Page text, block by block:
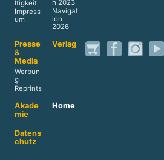
ltigkeit
Impress
um
h 2023
Navigat
ion
2026
Presse
&
Media
Werbun
g
Reprints
Verlag
Akade
mie
Home
Datens
chutz